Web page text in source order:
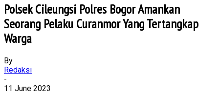
Polsek Cileungsi Polres Bogor Amankan
Seorang Pelaku Curanmor Yang Tertangkap
Warga
By
Redaksi
-
11 June 2023